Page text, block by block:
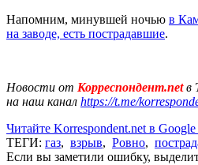
Напомним, минувшей ночью в
на заводе, есть пострадавшие.
Новости от Корреспондент.netв
на наш канал https://t.me/
Читайте Korrespondent.net в
ТЕГИ: газ, взрыв, Ровно,
Если вы заметили ошибку,